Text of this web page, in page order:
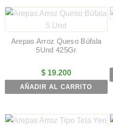
Arepas Arroz Queso Búfala
5Und 425Gr
$19.200
AÑADIR AL CARRITO